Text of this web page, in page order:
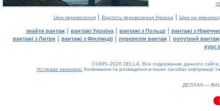
Ціна перевезення| Вартість перевезення Україна | Ціни на
знайти вантаж | вантажі Україна | вантажі з Польщі | вантажі з
вантажі з Литви | вантажі з Фінляндії| перевезти вантаж| попутний вантаж
курс
©1995–2026 DELLA. Все содержание данного
Усі права захищені. Копіювання та розміщення в інших засобах інформації
ДЕЛЛА® —